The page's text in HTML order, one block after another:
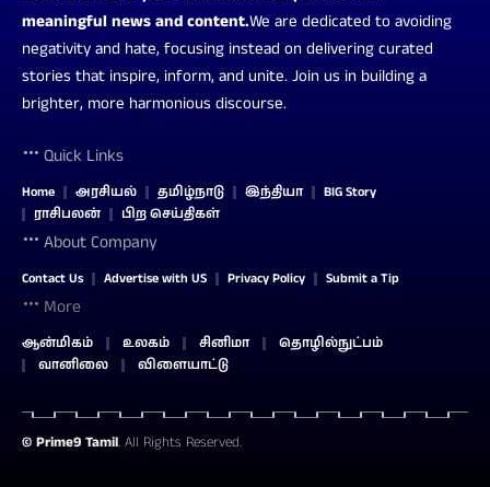
meaningful news and content.We are dedicated to avoiding
negativity and hate, focusing instead on delivering curated
stories that inspire, inform, and unite. Join us in building a
brighter, more harmonious discourse.
Quick Links
Home அரசியல் தமிழ்நாடு இந்தியா
BIG Story
ராசிபலன்
பிற செய்திகள்
About Company
Contact Us Advertise with US Privacy Policy Submit a Tip
More
ஆன்மிகம் உலகம் சினிமா
தொழில்நுட்பம்
வானிலை
விளையாட்டு
© Prime9 Tamil. All Rights Reserved.